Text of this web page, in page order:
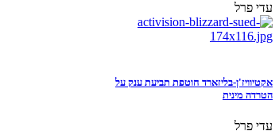
עדי פרל
אקטיוויז'ן-בליזארד חוטפת תביעת ענק על
הטרדה מינית
עדי פרל